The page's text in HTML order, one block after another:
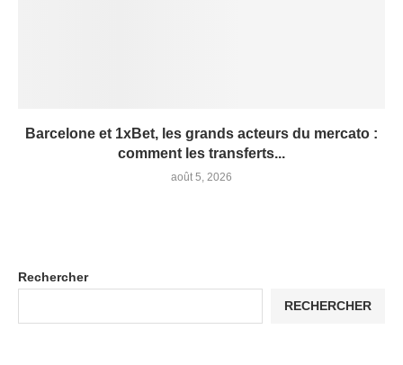
Barcelone et 1xBet, les grands acteurs du mercato :
comment les transferts...
août 5, 2026
Rechercher
RECHERCHER